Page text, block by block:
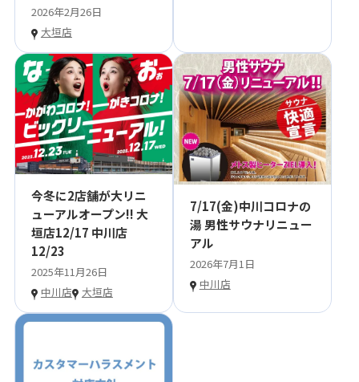
2026年2月26日
大垣店
今冬に2店舗が大リニ
ューアルオープン!! 大
垣店12/17 中川店
12/23
2025年11月26日
中川店
大垣店
7/17(金)中川コロナの
湯 男性サウナリニュー
アル
2026年7月1日
中川店